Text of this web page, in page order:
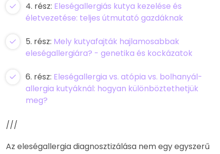
4. rész: Eleségallergiás kutya kezelése és
életvezetése: teljes útmutató gazdáknak
5. rész: Mely kutyafajták hajlamosabbak
eleségallergiára? - genetika és kockázatok
6. rész: Eleségallergia vs. atópia vs. bolhanyál-
allergia kutyáknál: hogyan különböztethetjük
meg?
///
Az eleségallergia diagnosztizálása nem egy egyszerű